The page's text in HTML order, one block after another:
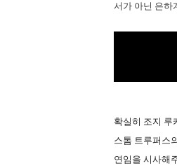
서가 아닌 은하
확실히 조지 루
스톰 트루퍼스
연임을 시사해